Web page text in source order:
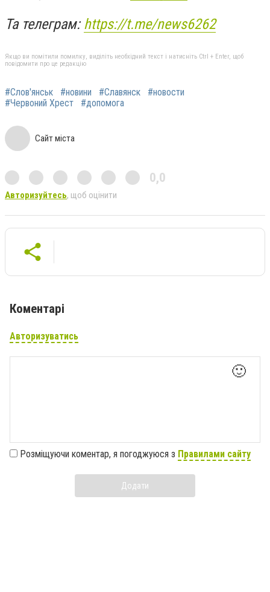
Та телеграм:https://t.me/news6262
Якщо ви помітили помилку, виділіть необхідний текст і натисніть Ctrl + Enter, щоб
повідомити про це редакцію
#Слов'янськ #новини #Славянск
#новости
#Червоний Хрест
#допомога
Сайт міста
0,0
Авторизуйтесь, щоб оцінити
Коментарі
Авторизуватись
🙂
Розміщуючи коментар, я погоджуюся з Правилами сайту
Додати